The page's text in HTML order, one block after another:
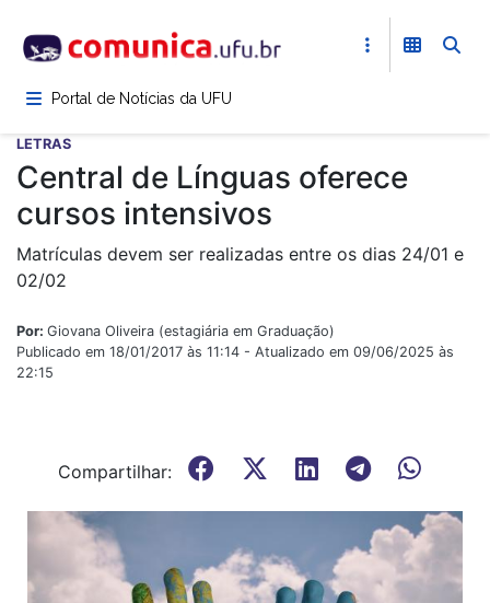
para
conteúdoPortal de Notícias da UFU
LETRAS
Central de Línguas oferece
cursos intensivos
Matrículas devem ser realizadas entre os dias 24/01 e
02/02
Por: Giovana Oliveira (estagiária em Graduação)
Publicado em 18/01/2017 às 11:14 - Atualizado em 09/06/2025 às
22:15
Compartilhar: